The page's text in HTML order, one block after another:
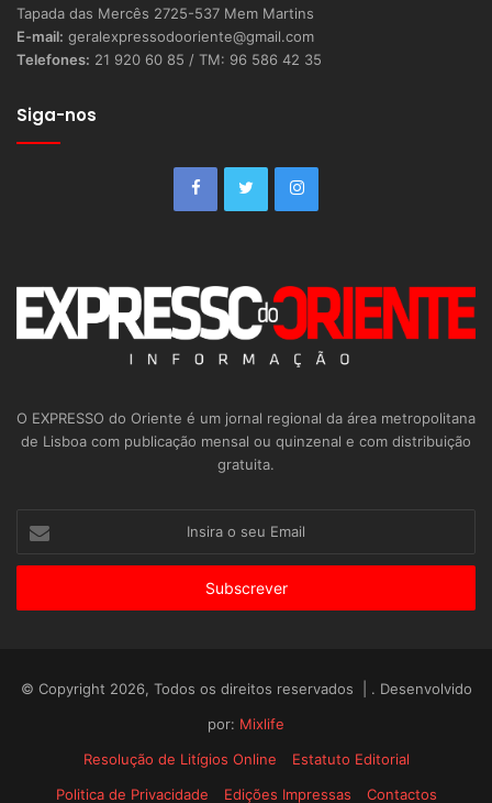
Tapada das Mercês 2725-537 Mem Martins
E-mail: geralexpressodooriente@gmail.com
Telefones: 21 920 60 85 / TM: 96 586 42 35
Siga-nos
O EXPRESSO do Oriente é um jornal regional da área metropolitana
de Lisboa com publicação mensal ou quinzenal e com distribuição
gratuita.
seu
© Copyright 2026, Todos os direitos reservados | . Desenvolvido
por: Mixlife
Resolução de Litígios Online
Estatuto Editorial
Politica de Privacidade
Edições Impressas Contactos